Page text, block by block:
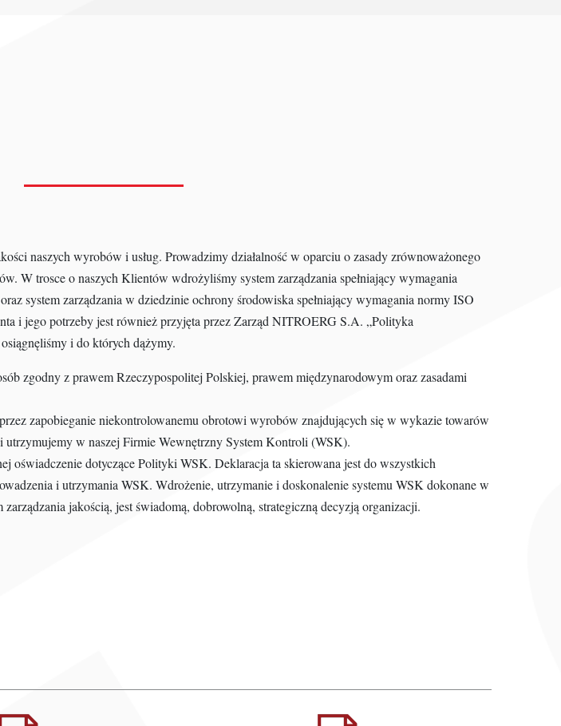
naszych wyrobów i usług. Prowadzimy działalność w oparciu o zasady zrównoważonego
W trosce o naszych Klientów wdrożyliśmy system zarządzania spełniający wymagania
system zarządzania w dziedzinie ochrony środowiska spełniający wymagania normy ISO
i jego potrzeby jest również przyjęta przez Zarząd NITROERG S.A. „Polityka
i do których dążymy.
zgodny z prawem Rzeczypospolitej Polskiej, prawem międzynarodowym oraz zasadami
zapobieganie niekontrolowanemu obrotowi wyrobów znajdujących się w wykazie towarów
w naszej Firmie Wewnętrzny System Kontroli (WSK).
oświadczenie dotyczące Polityki WSK. Deklaracja ta skierowana jest do wszystkich
i utrzymania WSK. Wdrożenie, utrzymanie i doskonalenie systemu WSK dokonane w
jakością, jest świadomą, dobrowolną, strategiczną decyzją organizacji.